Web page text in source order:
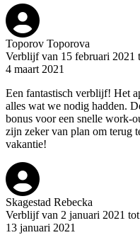
Toporov Toporova
Verblijf van 15 februari 2021
4 maart 2021
Een fantastisch verblijf! Het
alles wat we nodig hadden.
bonus voor een snelle work-
zijn zeker van plan om terug
vakantie!
Skagestad Rebecka
Verblijf van 2 januari 2021
13 januari 2021